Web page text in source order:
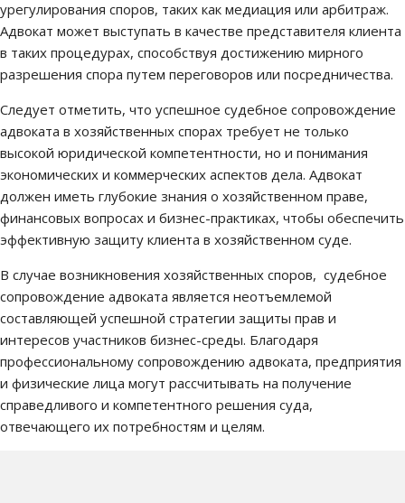
урегулирования споров, таких как медиация или арбитраж.
Адвокат может выступать в качестве представителя клиента
в таких процедурах, способствуя достижению мирного
разрешения спора путем переговоров или посредничества.
Следует отметить, что успешное судебное сопровождение
адвоката в хозяйственных спорах требует не только
высокой юридической компетентности, но и понимания
экономических и коммерческих аспектов дела. Адвокат
должен иметь глубокие знания о хозяйственном праве,
финансовых вопросах и бизнес-практиках, чтобы обеспечить
эффективную защиту клиента в хозяйственном суде.
В случае возникновения хозяйственных споров, судебное
сопровождение адвоката является неотъемлемой
составляющей успешной стратегии защиты прав и
интересов участников бизнес-среды. Благодаря
профессиональному сопровождению адвоката, предприятия
и физические лица могут рассчитывать на получение
справедливого и компетентного решения суда,
отвечающего их потребностям и целям.